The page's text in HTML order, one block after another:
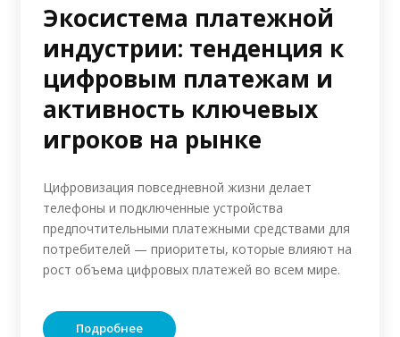
Экосистема платежной
индустрии: тенденция к
цифровым платежам и
активность ключевых
игроков на рынке
Цифровизация повседневной жизни делает
телефоны и подключенные устройства
предпочтительными платежными средствами для
потребителей — приоритеты, которые влияют на
рост объема цифровых платежей во всем мире.
Подробнее